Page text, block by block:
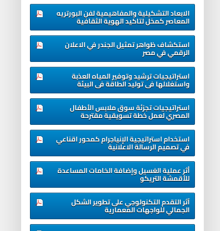
الابعاد التشكيلية والمفاهيمية لفن البورتريه
المعاصر كمخل لتاكيد الهوية الثقافية
استكشاف ظواهر تمثيل الجندر في الاعلان
الرقمي في مصر
استراتيجيات ترشيد وتوفير المياه العذبة
واستغلالها فى توليد الطاقة فى البيئة
استراتيجيات تجزئة سوق ملابس الأطفال
المصري لعمل خطة تسويقية مقترحة
استخدام استراتيجية الإنياجرام كمحور اقناعي
في تصميم الرسالة الاعلانية
أثر عملية الغسيل وإضافة الخامات المساعدة
للأقمشة التريكو
آثر التقدم التكنولوجي على تطوير الشكل
الجمالي للواجهات المعمارية